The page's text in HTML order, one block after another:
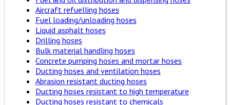
Aircraft refuelling hoses
Fuel loading/unloading hoses
Liquid asphalt hoses
Drilling hoses
Bulk material handling hoses
Concrete pumping hoses and mortar hoses
Ducting hoses and ventilation hoses
Abrasion resistant ducting hoses
Ducting hoses resistant to high temperature
Ducting hoses resistant to chemicals